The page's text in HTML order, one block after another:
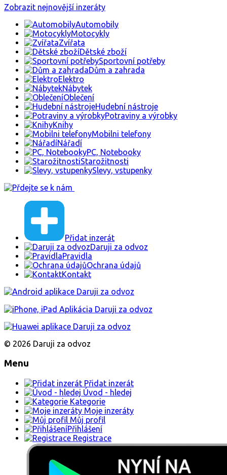
Zobrazit nejnovější inzeráty
Automobily
Motocykly
Zvířata
Dětské zboží
Sportovní potřeby
Dům a zahrada
Elektro
Nábytek
Oblečení
Hudební nástroje
Potraviny a výrobky
Knihy
Mobilni telefony
Nářadí
PC, Notebooky
Starožitnosti
Slevy, vstupenky
Přidat inzerát
Daruji za odvoz
Pravidla
Ochrana údajů
Kontakt
© 2026 Daruji za odvoz
Menu
Přidat inzerát
Úvod - hledej
Kategorie
Moje inzeráty
Můj profil
Přihlášení
Registrace